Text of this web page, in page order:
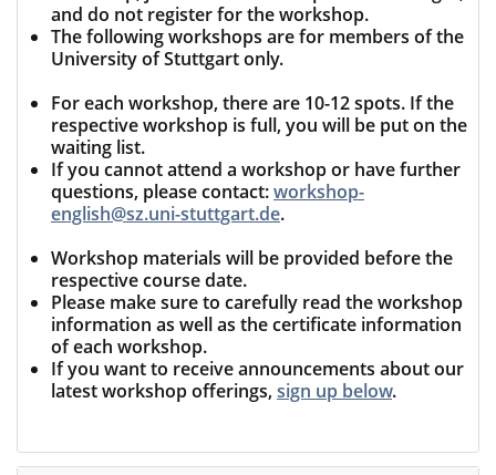
and do not register for the workshop.
The following workshops are for members of the
University of Stuttgart only.
For each workshop, there are 10-12 spots. If the
respective workshop is full, you will be put on the
waiting list.
If you cannot attend a workshop or have further
questions, please contact:workshop-
english@sz.uni-stuttgart.de.
Workshop materials will be provided before the
respective course date.
Please make sure to carefully read the workshop
information as well as the certificate information
of each workshop.
If you want to receive announcements about our
latest workshop offerings,sign up below.